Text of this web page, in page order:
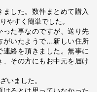
した。数件まとめて購入
やすく簡単でした。
た事なのですが、送り先
がいたようで…新しい住所
絡を頂きました。無事に
その方にもお中元を届け
いました。